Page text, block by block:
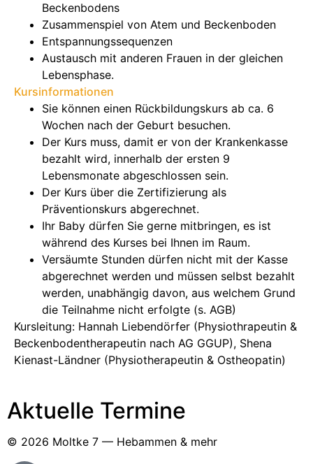
Beckenbodens
Zusammenspiel von Atem und Beckenboden
Entspannungssequenzen
Austausch mit anderen Frauen in der gleichen
Lebensphase.
Kursinformationen
Sie können einen Rückbildungskurs ab ca. 6
Wochen nach der Geburt besuchen.
Der Kurs muss, damit er von der Krankenkasse
bezahlt wird, innerhalb der ersten 9
Lebensmonate abgeschlossen sein.
Der Kurs über die Zertifizierung als
Präventionskurs abgerechnet.
Ihr Baby dürfen Sie gerne mitbringen, es ist
während des Kurses bei Ihnen im Raum.
Versäumte Stunden dürfen nicht mit der Kasse
abgerechnet werden und müssen selbst bezahlt
werden, unabhängig davon, aus welchem Grund
die Teilnahme nicht erfolgte (s. AGB)
Kursleitung: Hannah Liebendörfer (Physiothrapeutin &
Beckenbodentherapeutin nach AG GGUP), Shena
Kienast-Ländner (Physiotherapeutin & Ostheopatin)
Aktuelle Termine
© 2026 Moltke 7 — Hebammen & mehr